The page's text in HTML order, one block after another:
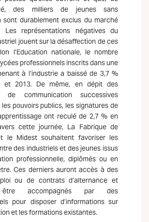
des milliers de jeunes sans
sont durablement exclus du marché
Les représentations négatives du
jouent sur la désaffection de ces
l’Education nationale, le nombre
professionnels inscrits dans une
à l’industrie a baissé de 3,7 %
et 2013. De même, en dépit des
de communication successives
pouvoirs publics, les signatures de
ont reculé de 2,7 % en
cette journée, La Fabrique de
le Midest souhaitent favoriser les
des industriels et des jeunes issus
professionnelle, diplômés ou en
Ces derniers auront accès à des
ou de contrats d’alternance et
être accompagnés par des
pour disposer d’informations sur
et les formations existantes.